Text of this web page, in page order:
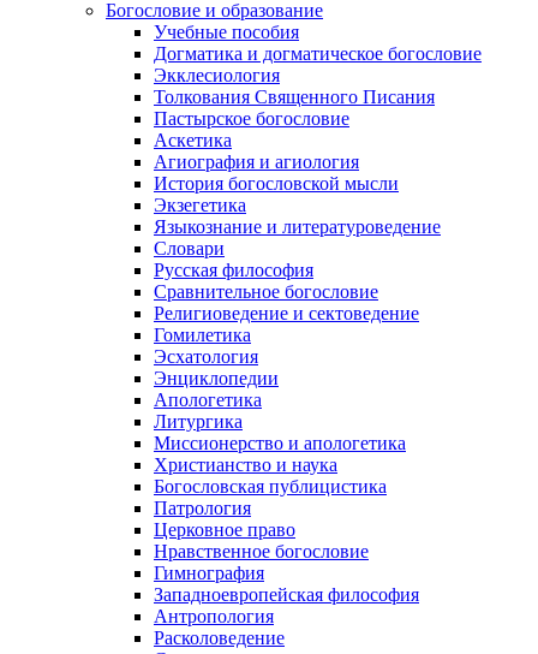
Богословие и образование
Учебные пособия
Догматика и догматическое богословие
Экклесиология
Толкования Священного Писания
Пастырское богословие
Аскетика
Агиография и агиология
История богословской мысли
Экзегетика
Языкознание и литературоведение
Словари
Русская философия
Сравнительное богословие
Религиоведение и сектоведение
Гомилетика
Эсхатология
Энциклопедии
Апологетика
Литургика
Миссионерство и апологетика
Христианство и наука
Богословская публицистика
Патрология
Церковное право
Нравственное богословие
Гимнография
Западноевропейская философия
Антропология
Расколоведение